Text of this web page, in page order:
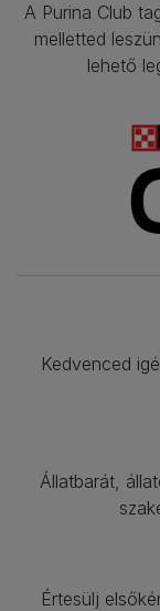
A Purina Club
melletted
lehető
Kedvenced
Állatbarát,
Értesülj